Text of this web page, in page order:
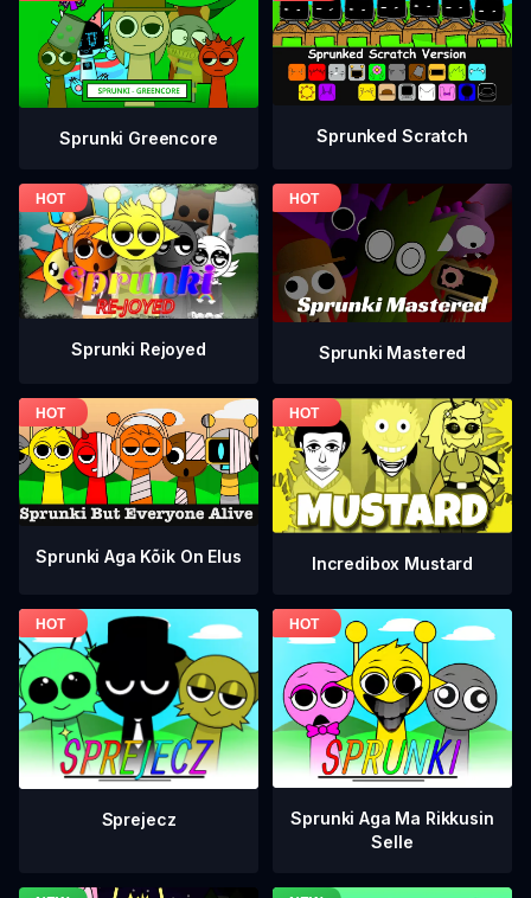
Sprunki Greencore Sprunked Scratch
Sprunki Rejoyed Sprunki Mastered
Sprunki Aga Kõik On Elus Incredibox Mustard
Sprejecz
Sprunki Aga Ma Rikkusin
Selle